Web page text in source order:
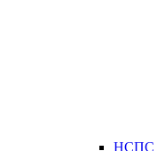
НСПС